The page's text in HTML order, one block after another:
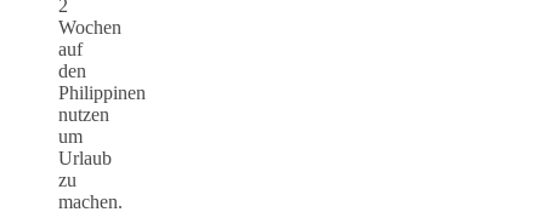
2
Wochen
auf
den
Philippinen
nutzen
um
Urlaub
zu
machen.